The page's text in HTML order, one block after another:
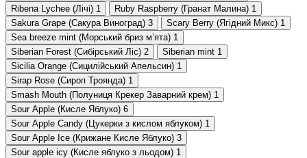
Ribena Lychee (Лічі) 1 Ruby Raspberry (Гранат Малина) 1
Sakura Grape (Сакура Виноград) 3 Scary Berry (Ягідний Микс) 1
Sea breeze mint (Морський бриз мʼята) 1
Siberian Forest (Сибірський Ліс) 2 Siberian mint 1
Sicilia Orange (Сицилійський Апельсин) 1
Sirap Rose (Сироп Троянда) 1
Smash Mouth (Полуниця Крекер Заварний крем) 1
Sour Apple (Кисле Яблуко) 6
Sour Apple Candy (Цукерки з кислом яблуком) 1
Sour Apple Ice (Крижане Кисле Яблуко) 3
Sour apple icy (Кисле яблуко з льодом) 1